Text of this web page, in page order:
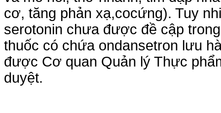
cơ, tăng phản xạ,cocứng). Tuy
serotonin chưa được đề cập
thuốc có chứa ondansetron lưu
được Cơ quan Quản lý Thực
duyệt.